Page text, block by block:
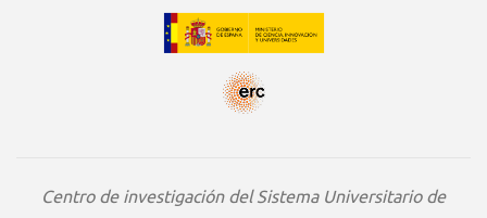
Centro de investigación del Sistema Universitario de